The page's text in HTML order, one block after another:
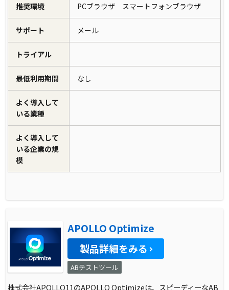
推奨環境 PCブラウザ スマートフォンブラウザ
サポート メール
トライアル
最低利用期間 なし
よく導入して
いる業種
よく導入して
いる企業の規
模
APOLLO Optimize
製品詳細をみる
ABテストツール
株式会社APOLLO11のAPOLLO Optimizeは、スピーディーなAB